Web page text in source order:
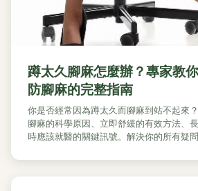
蹲太久腳麻怎麼辦？專家教
防腳麻的完整指南
你是否經常因為蹲太久而腳麻到站不起來
腳麻的科學原因、立即舒緩的有效方法、
時應該就醫的關鍵訊號。解決你的所有疑問